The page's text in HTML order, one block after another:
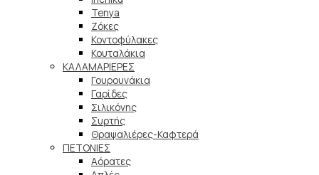
Tenya
Ζόκες
Κοντοφύλακες
Κουταλάκια
ΚΑΛΑΜΑΡΙΕΡΕΣ
Γουρουνάκια
Γαρίδες
Σιλικόνης
Συρτής
Θραψαλιέρες-Καφτερά
ΠΕΤΟΝΙΕΣ
Αόρατες